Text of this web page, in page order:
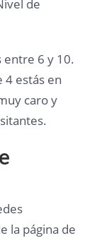
de
entre 6 y 10.
4 estás en
caro y
la página de